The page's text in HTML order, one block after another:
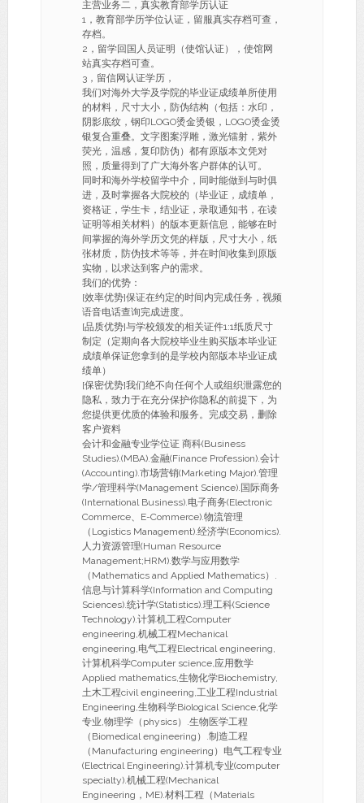
主营业务二，真实教育部学历认证
1，教育部学历学位认证，留服真实存档可查，
存档。
2，留学回国人员证明（使馆认证），使馆网
站真实存档可查。
3，留信网认证学历，
我们对海外大学及学院的毕业证成绩单所使用
的材料，尺寸大小，防伪结构（包括：水印，
阴影底纹，钢印LOGO烫金烫银，LOGO烫金烫
银复合重叠。文字图案浮雕，激光镭射，紫外
荧光，温感，复印防伪）都有原版本文凭对
照，质量得到了广大海外客户群体的认可。
同时和海外学校留学中介，同时能做到与时俱
进，及时掌握各大院校的（毕业证，成绩单，
资格证，学生卡，结业证，录取通知书，在读
证明等相关材料）的版本更新信息，能够在时
间掌握的海外学历文凭的样版，尺寸大小，纸
张材质，防伪技术等等，并在时间收集到原版
实物，以求达到客户的需求。
我们的优势：
[效率优势]保证在约定的时间内完成任务，视频
语音电话查询完成进度。
[品质优势]与学校颁发的相关证件1:1纸质尺寸
制定（定期向各大院校毕业生购买版本毕业证
成绩单保证您拿到的是学校内部版本毕业证成
绩单）
[保密优势]我们绝不向任何个人或组织泄露您的
隐私，致力于在充分保护你隐私的前提下，为
您提供更优质的体验和服务。完成交易，删除
客户资料
会计和金融专业学位证 商科(Business
Studies).(MBA).金融(Finance Profession).会计
(Accounting).市场营销(Marketing Major).管理
学/管理科学(Management Science).国际商务
(International Business).电子商务(Electronic
Commerce、E-Commerce).物流管理
（Logistics Management).经济学(Economics).
人力资源管理(Human Resource
Management;HRM).数学与应用数学
（Mathematics and Applied Mathematics）.
信息与计算科学(Information and Computing
Sciences).统计学(Statistics).理工科(Science
Technology).计算机工程Computer
engineering,机械工程Mechanical
engineering,电气工程Electrical engineering,
计算机科学Computer science,应用数学
Applied mathematics,生物化学Biochemistry,
土木工程civil engineering,工业工程Industrial
Engineering,生物科学Biological Science,化学
专业,物理学（physics）.生物医学工程
（Biomedical engineering）.制造工程
（Manufacturing engineering）电气工程专业
(Electrical Engineering).计算机专业(computer
specialty).机械工程(Mechanical
Engineering，ME).材料工程（Materials